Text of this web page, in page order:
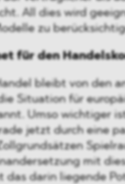
All dies wird
zu
für den
bleibt von den
Situation für
Umso wichtiger
jetzt durch eine
mit
das darin liegende